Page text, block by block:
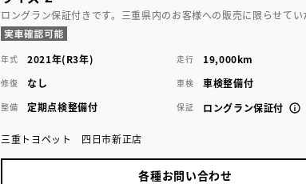
ロングラン保証付きです。三重県内のお客様への販売に限らせてい
年式 2021年(R3年) 走行 19,000km
修復 なし 車検 車検整備付
整備 定期点検整備付 保証 ロングラン保証付
三重トヨペット 四日市新正店
各種お問い合わせ